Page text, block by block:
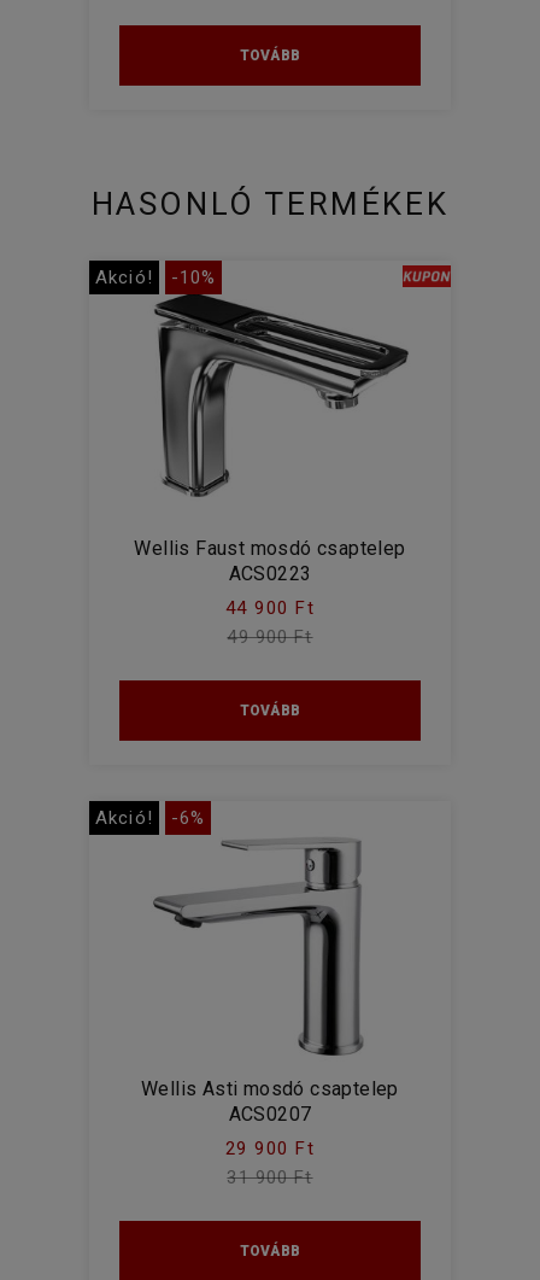
TOVÁBB
HASONLÓ TERMÉKEK
Akció! -10%
Wellis Faust mosdó csaptelep
ACS0223
44 900 Ft
49 900 Ft
TOVÁBB
Akció! -6%
Wellis Asti mosdó csaptelep
ACS0207
29 900 Ft
31 900 Ft
TOVÁBB